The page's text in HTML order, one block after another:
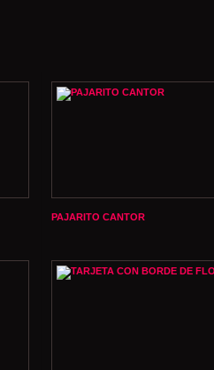
PAJARITO CANTOR